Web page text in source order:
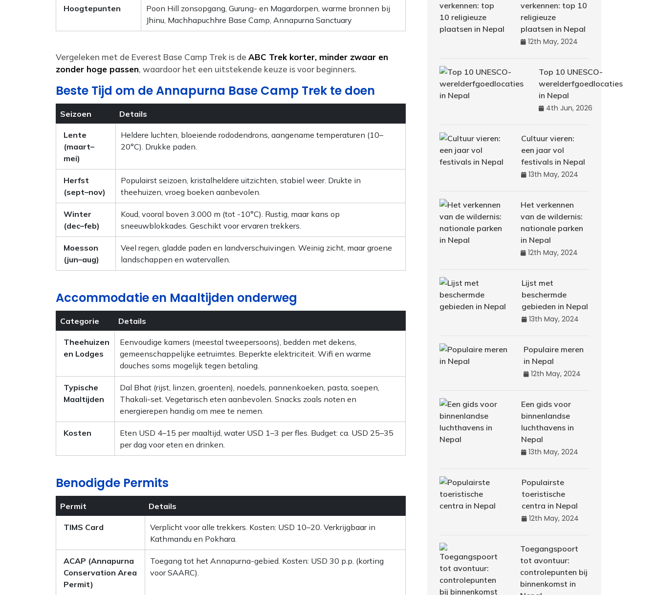
Hoogtepunten
Poon Hill zonsopgang, Gurung- en Magardorpen, warme bronnen bij
Jhinu, Machhapuchhre Base Camp, Annapurna Sanctuary
Vergeleken met de Everest Base Camp Trek is de ABC Trek korter, minder zwaar en
zonder hoge passen, waardoor het een uitstekende keuze is voor beginners.
Beste Tijd om de Annapurna Base Camp Trek te doen
Seizoen Details
Lente
(maart–
mei)
Heldere luchten, bloeiende rododendrons, aangename temperaturen (10–
20°C). Drukke paden.
Herfst
(sept–nov)
Populairst seizoen, kristalheldere uitzichten, stabiel weer. Drukte in
theehuizen, vroeg boeken aanbevolen.
Winter
(dec–feb)
Koud, vooral boven 3.000 m (tot -10°C). Rustig, maar kans op
sneeuwblokkades. Geschikt voor ervaren trekkers.
Moesson
(jun–aug)
Veel regen, gladde paden en landverschuivingen. Weinig zicht, maar groene
landschappen en watervallen.
Accommodatie en Maaltijden onderweg
Categorie Details
Theehuizen
en Lodges
Eenvoudige kamers (meestal tweepersoons), bedden met dekens,
gemeenschappelijke eetruimtes. Beperkte elektriciteit. Wifi en warme
douches soms mogelijk tegen betaling.
Typische
Maaltijden
Dal Bhat (rijst, linzen, groenten), noedels, pannenkoeken, pasta, soepen,
Thakali-set. Vegetarisch eten aanbevolen. Snacks zoals noten en
energierepen handig om mee te nemen.
Kosten
Eten USD 4–15 per maaltijd, water USD 1–3 per fles. Budget: ca. USD 25–35
per dag voor eten en drinken.
Benodigde Permits
Permit Details
TIMS Card
Verplicht voor alle trekkers. Kosten: USD 10–20. Verkrijgbaar in
Kathmandu en Pokhara.
ACAP (Annapurna
Conservation Area
Permit)
Toegang tot het Annapurna-gebied. Kosten: USD 30 p.p. (korting
voor SAARC).
verkennen: top 10
religieuze
plaatsen in Nepal
12th May, 2024
Top 10 UNESCO-
werelderfgoedlocaties
in Nepal
4th Jun, 2026
Cultuur vieren:
een jaar vol
festivals in Nepal
13th May, 2024
Het verkennen
van de wildernis:
nationale parken
in Nepal
12th May, 2024
Lijst met
beschermde
gebieden in Nepal
13th May, 2024
Populaire meren
in Nepal
12th May, 2024
Een gids voor
binnenlandse
luchthavens in
Nepal
13th May, 2024
Populairste
toeristische
centra in Nepal
12th May, 2024
Toegangspoort
tot avontuur:
controlepunten bij
binnenkomst in